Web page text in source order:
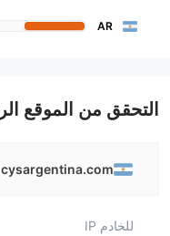
AR
التحقق من الموقع
cysargentina.com
للخادم IP